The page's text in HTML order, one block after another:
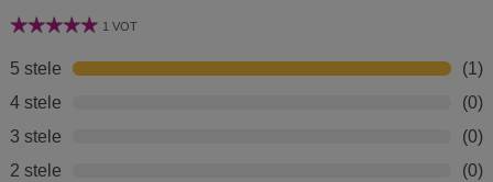
1 VOT
5 stele
(1)
4 stele
(0)
3 stele
(0)
2 stele
(0)